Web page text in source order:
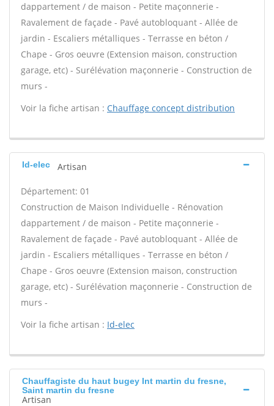
dappartement / de maison - Petite maçonnerie -
Ravalement de façade - Pavé autobloquant - Allée de
jardin - Escaliers métalliques - Terrasse en béton /
Chape - Gros oeuvre (Extension maison, construction
garage, etc) - Surélévation maçonnerie - Construction de
murs -
Voir la fiche artisan : Chauffage concept distribution
Id-elec Artisan
Département: 01
Construction de Maison Individuelle - Rénovation
dappartement / de maison - Petite maçonnerie -
Ravalement de façade - Pavé autobloquant - Allée de
jardin - Escaliers métalliques - Terrasse en béton /
Chape - Gros oeuvre (Extension maison, construction
garage, etc) - Surélévation maçonnerie - Construction de
murs -
Voir la fiche artisan : Id-elec
Chauffagiste du haut bugey Int martin du fresne,
Saint martin du fresne
Artisan